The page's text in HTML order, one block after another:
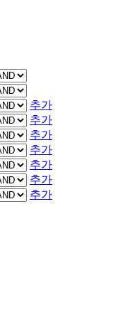
추가
추가
추가
추가
추가
추가
추가